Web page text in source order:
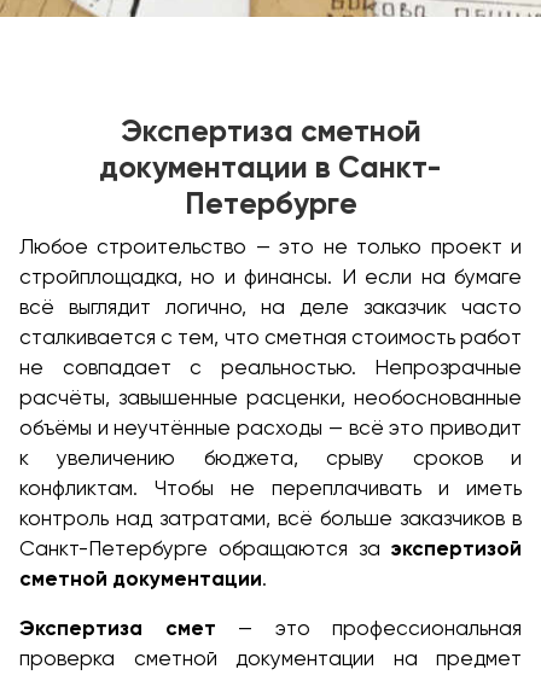
Экспертиза сметной
документации в Санкт-
Петербурге
Любое строительство — это не только проект и
стройплощадка, но и финансы. И если на бумаге
всё выглядит логично, на деле заказчик часто
сталкивается с тем, что сметная стоимость работ
не совпадает с реальностью. Непрозрачные
расчёты, завышенные расценки, необоснованные
объёмы и неучтённые расходы — всё это приводит
к увеличению бюджета, срыву сроков и
конфликтам. Чтобы не переплачивать и иметь
контроль над затратами, всё больше заказчиков в
Санкт-Петербурге обращаются за экспертизой
сметной документации.
Экспертиза смет — это профессиональная
проверка сметной документации на предмет